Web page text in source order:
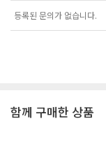
등록된 문의가 없습니다.
함께 구매한 상품